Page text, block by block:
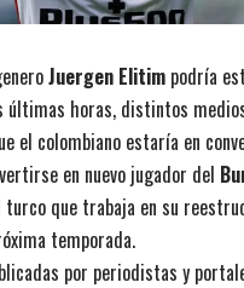
Juergen Elitim podría
últimas horas, distintos
el colombiano estaría en
en nuevo jugador del
que trabaja en su
temporada.
por periodistas y